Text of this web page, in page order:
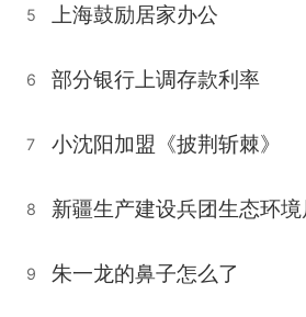
5 上海鼓励居家办公
6 部分银行上调存款利率
7 小沈阳加盟《披荆斩棘》
8
9 朱一龙的鼻子怎么了